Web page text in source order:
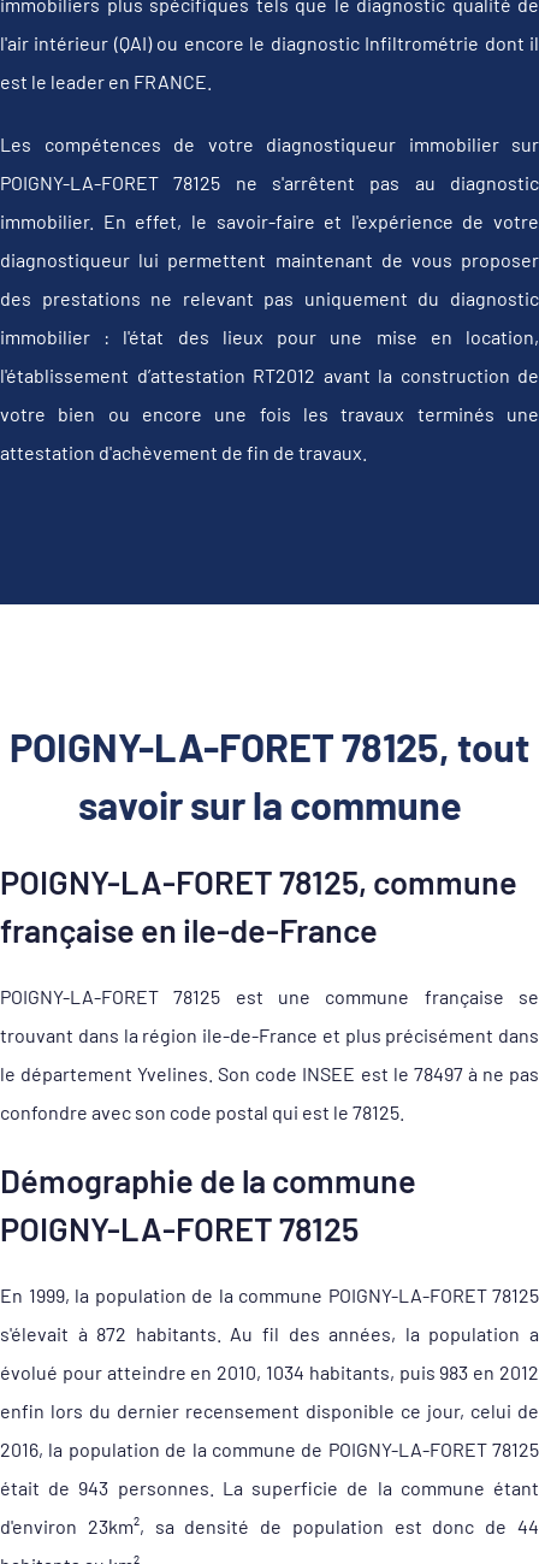
l'air intérieur (QAI) ou encore le diagnostic Infiltrométrie dont il
est le leader en FRANCE.
Les compétences de votre diagnostiqueur immobilier sur
POIGNY-LA-FORET 78125 ne s'arrêtent pas au diagnostic
immobilier. En effet, le savoir-faire et l'expérience de votre
diagnostiqueur lui permettent maintenant de vous proposer
des prestations ne relevant pas uniquement du diagnostic
immobilier : l'état des lieux pour une mise en location,
l'établissement d’attestation RT2012 avant la construction de
votre bien ou encore une fois les travaux terminés une
attestation d'achèvement de fin de travaux.
POIGNY-LA-FORET 78125, tout
savoir sur la commune
POIGNY-LA-FORET 78125, commune
française en ile-de-France
POIGNY-LA-FORET 78125 est une commune française se
trouvant dans la région ile-de-France et plus précisément dans
le département Yvelines. Son code INSEE est le 78497 à ne pas
confondre avec son code postal qui est le 78125.
Démographie de la commune
POIGNY-LA-FORET 78125
En 1999, la population de la commune POIGNY-LA-FORET 78125
s'élevait à 872 habitants. Au fil des années, la population a
évolué pour atteindre en 2010, 1034 habitants, puis 983 en 2012
enfin lors du dernier recensement disponible ce jour, celui de
2016, la population de la commune de POIGNY-LA-FORET 78125
était de 943 personnes. La superficie de la commune étant
d'environ 23km², sa densité de population est donc de 44